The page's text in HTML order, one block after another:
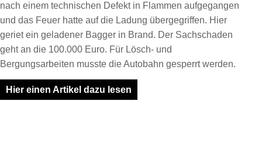
nach einem technischen Defekt in Flammen aufgegangen
und das Feuer hatte auf die Ladung übergegriffen. Hier
geriet ein geladener Bagger in Brand. Der Sachschaden
geht an die 100.000 Euro. Für Lösch- und
Bergungsarbeiten musste die Autobahn gesperrt werden.
Hier einen Artikel dazu lesen